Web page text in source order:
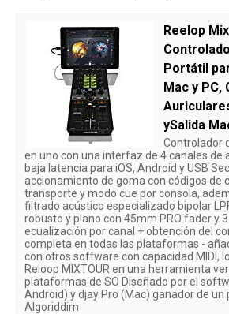
Reelop
Portátil
Mac y PC,
ySalida
Controlador
en uno con una interfaz de 4 canales de
baja latencia para iOS, Android y USB
accionamiento de goma con códigos de
transporte y modo cue por consola,
filtrado acústico especializado bipolar
robusto y plano con 45mm PRO fader y
ecualización por canal + obtención del
completa en todas las plataformas -
con otros software con capacidad MIDI,
Reloop MIXTOUR en una herramienta
plataformas de SO Diseñado por el
Android) y djay Pro (Mac) ganador de un
Algoriddim